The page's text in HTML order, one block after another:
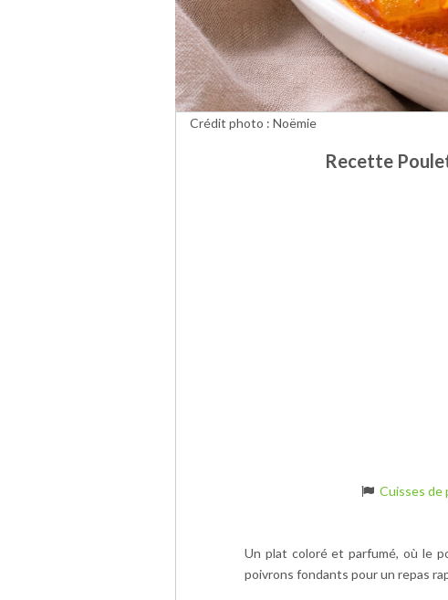
Recette
Cuisses de
Un plat coloré et parfumé, où le
poivrons fondants pour un repas
Crédit photo : Noëmie